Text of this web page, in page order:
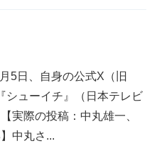
5日、自身の公式X（旧
シューイチ』（日本テレビ
実際の投稿：中丸雄一、
中丸さ...